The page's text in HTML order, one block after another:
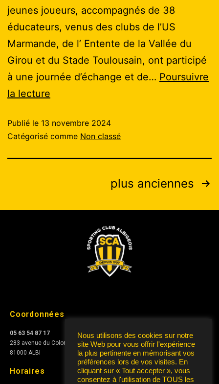
jeunes joueurs, accompagnés de 38
éducateurs, venus des clubs de l’US
Marmande, de l’ Entente de la Vallée du
Girou et du Stade Toulousain, ont participé
à une journée d’échange et de… Poursuivre
la lecture
Publié le 13 novembre 2024
Catégorisé comme Non classé
plus anciennes
Coordonnées
05 63 54 87 17
283 avenue du Colonel Teyssier
81000 ALBI
Horaires
Nous utilisons des cookies sur notre
site Web pour vous offrir l'expérience
la plus pertinente en mémorisant vos
préférences lors de vos visites. En
cliquant sur « Tout accepter », vous
consentez à l'utilisation de TOUS les